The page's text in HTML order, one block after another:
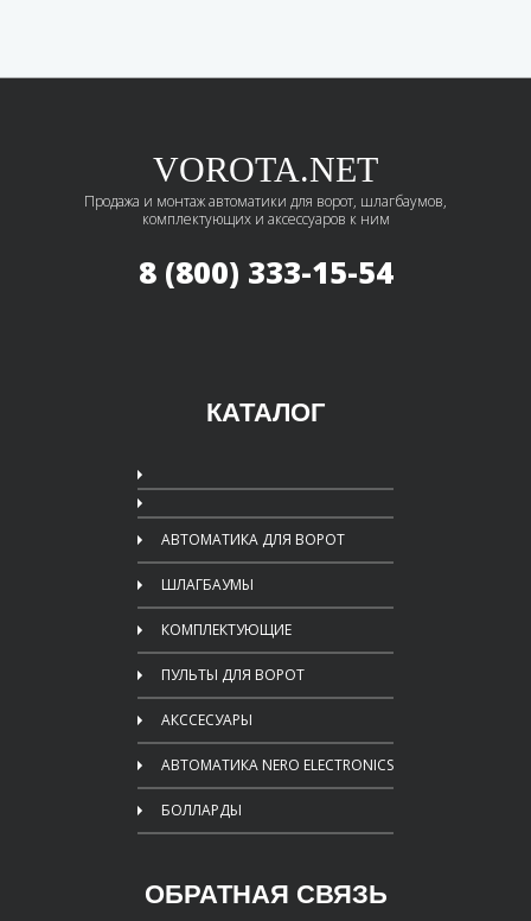
VOROTA.NET
Продажа и монтаж автоматики для ворот, шлагбаумов,
комплектующих и аксессуаров к ним
8 (800) 333-15-54
КАТАЛОГ
АВТОМАТИКА ДЛЯ ВОРОТ
ШЛАГБАУМЫ
КОМПЛЕКТУЮЩИЕ
ПУЛЬТЫ ДЛЯ ВОРОТ
АКССЕСУАРЫ
АВТОМАТИКА NERO ELECTRONICS
БОЛЛАРДЫ
ОБРАТНАЯ СВЯЗЬ